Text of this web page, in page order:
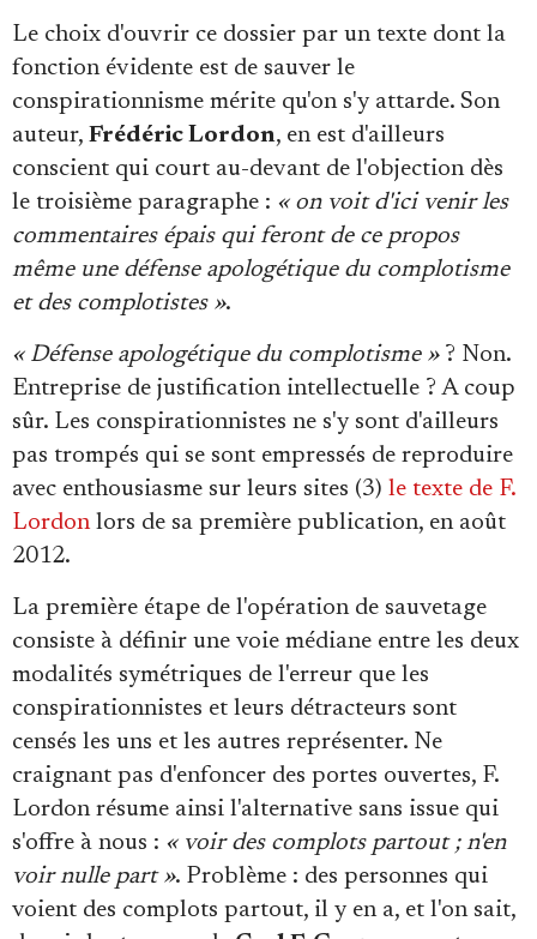
Le choix d'ouvrir ce dossier par un texte dont la
fonction évidente est de sauver le
conspirationnisme mérite qu'on s'y attarde. Son
auteur, Frédéric Lordon, en est d'ailleurs
conscient qui court au-devant de l'objection dès
le troisième paragraphe : « on voit d'ici venir les
commentaires épais qui feront de ce propos
même une défense apologétique du complotisme
et des complotistes ».
« Défense apologétique du complotisme »? Non.
Entreprise de justification intellectuelle ? A coup
sûr. Les conspirationnistes ne s'y sont d'ailleurs
pas trompés qui se sont empressés de reproduire
avec enthousiasme sur leurs sites (3) le texte de F.
Lordonlors de sa première publication, en août
2012.
La première étape de l'opération de sauvetage
consiste à définir une voie médiane entre les deux
modalités symétriques de l'erreur que les
conspirationnistes et leurs détracteurs sont
censés les uns et les autres représenter. Ne
craignant pas d'enfoncer des portes ouvertes, F.
Lordon résume ainsi l'alternative sans issue qui
s'offre à nous : « voir des complots partout ; n'en
voir nulle part ». Problème : des personnes qui
voient des complots partout, il y en a, et l'on sait,